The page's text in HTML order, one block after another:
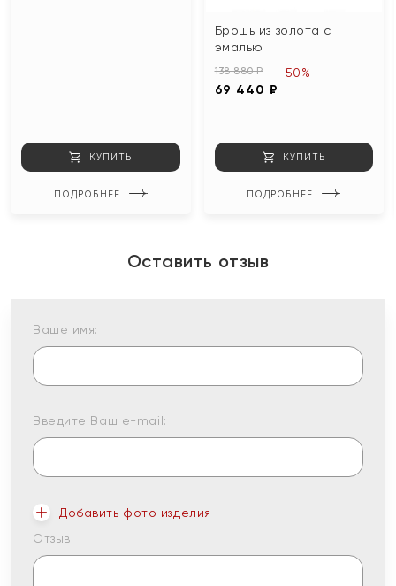
КУПИТЬ
ПОДРОБНЕЕ
Брошь из золота с
эмалью
138 880 ₽
69 440 ₽
-50%
КУПИТЬ
ПОДРОБНЕЕ
Оставить отзыв
Ваше имя:
Введите Ваш e-mail:
Добавить фото изделия
Отзыв: